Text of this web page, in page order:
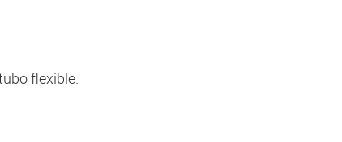
flexible.